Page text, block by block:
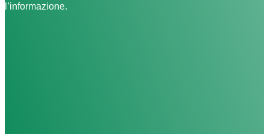
l’informazione.